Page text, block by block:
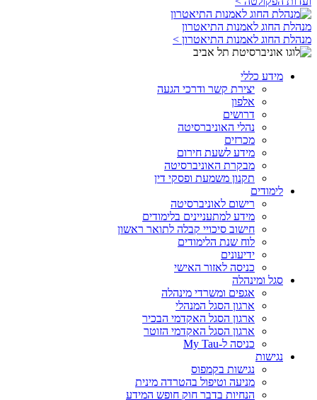
מנהלת החוג לאמנות התיאטרון
מנהלת החוג לאמנות התיאטרון >
מידע כללי
יצירת קשר ודרכי הגעה
אלפון
דרושים
נהלי האוניברסיטה
מכרזים
מידע לשעת חירום
מבקרת האוניברסיטה
תקנון משמעת ופסקי דין
לימודים
רישום לאוניברסיטה
מידע למתעניינים בלימודים
חישוב סיכויי קבלה לתואר ראשון
לוח שנת הלימודים
ידיעונים
כניסה לאזור האישי
סגל ומינהלה
אגפים ומשרדי מינהלה
ארגון הסגל המנהלי
ארגון הסגל האקדמי הבכיר
ארגון הסגל האקדמי הזוטר
כניסה ל-My Tau
נגישות
נגישות בקמפוס
מניעה וטיפול בהטרדה מינית
הנחיות בדבר חוק חופש המידע